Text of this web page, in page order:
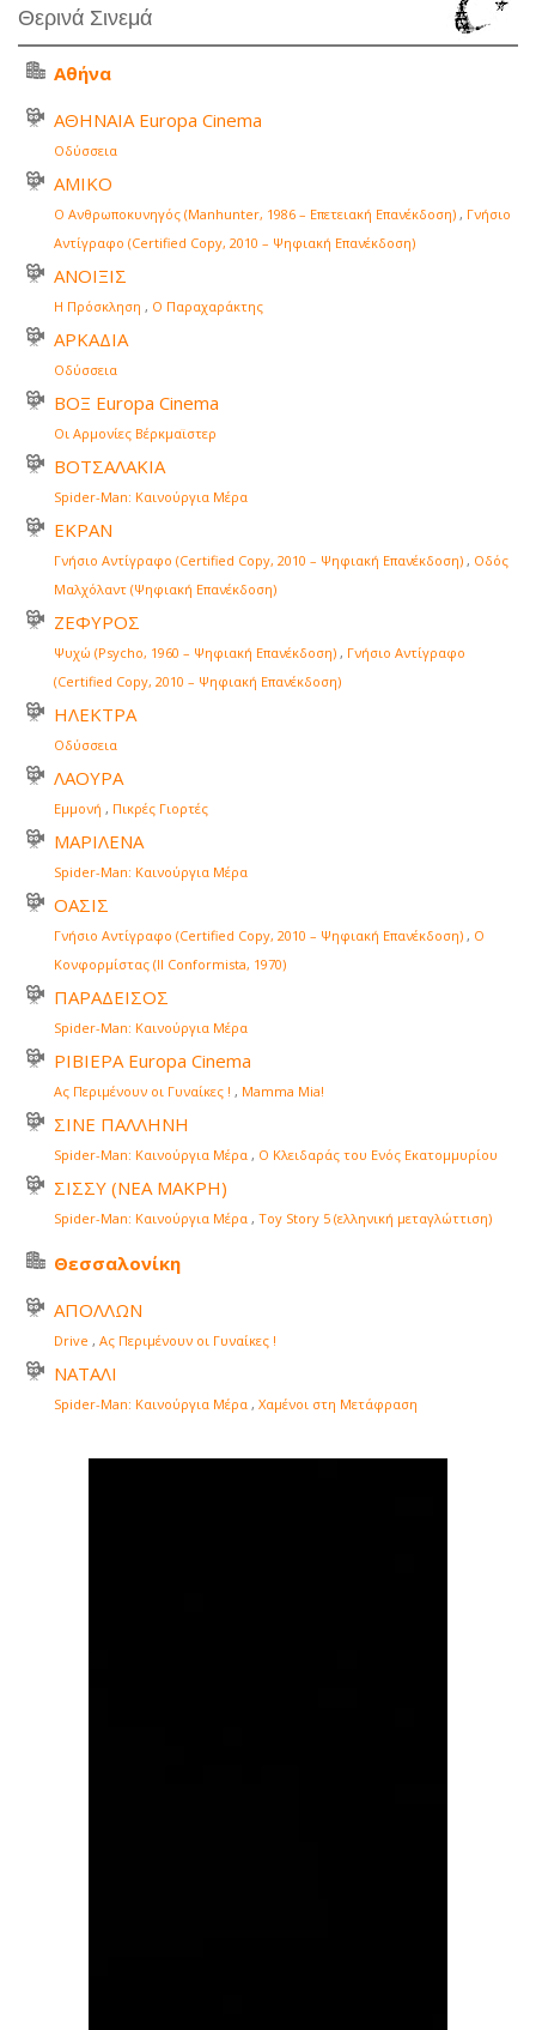
Θερινά Σινεμά
Αθήνα
ΑΘΗΝΑΙΑ Europa Cinema
Οδύσσεια
ΑΜΙΚΟ
Ο Ανθρωποκυνηγός (Manhunter, 1986 – Επετειακή Επανέκδοση) , Γνήσιο
Αντίγραφο (Certified Copy, 2010 – Ψηφιακή Επανέκδοση)
ΑΝΟΙΞΙΣ
Η Πρόσκληση , Ο Παραχαράκτης
ΑΡΚΑΔΙΑ
Οδύσσεια
ΒΟΞ Europa Cinema
Οι Αρμονίες Βέρκμαϊστερ
ΒΟΤΣΑΛΑΚΙΑ
Spider-Man: Καινούργια Μέρα
ΕΚΡΑΝ
Γνήσιο Αντίγραφο (Certified Copy, 2010 – Ψηφιακή Επανέκδοση) , Οδός
Μαλχόλαντ (Ψηφιακή Επανέκδοση)
ΖΕΦΥΡΟΣ
Ψυχώ (Psycho, 1960 – Ψηφιακή Επανέκδοση) , Γνήσιο Αντίγραφο
(Certified Copy, 2010 – Ψηφιακή Επανέκδοση)
ΗΛΕΚΤΡΑ
Οδύσσεια
ΛΑΟΥΡΑ
Εμμονή , Πικρές Γιορτές
ΜΑΡΙΛΕΝΑ
Spider-Man: Καινούργια Μέρα
ΟΑΣΙΣ
Γνήσιο Αντίγραφο (Certified Copy, 2010 – Ψηφιακή Επανέκδοση) , Ο
Κονφορμίστας (Il Conformista, 1970)
ΠΑΡΑΔΕΙΣΟΣ
Spider-Man: Καινούργια Μέρα
ΡΙΒΙΕΡΑ Europa Cinema
Ας Περιμένουν οι Γυναίκες ! , Mamma Mia!
ΣΙΝΕ ΠΑΛΛΗΝΗ
Spider-Man: Καινούργια Μέρα , Ο Κλειδαράς του Ενός Εκατομμυρίου
ΣΙΣΣΥ (ΝΕΑ ΜΑΚΡΗ)
Spider-Man: Καινούργια Μέρα , Toy Story 5 (ελληνική μεταγλώττιση)
Θεσσαλονίκη
ΑΠΟΛΛΩΝ
Drive , Ας Περιμένουν οι Γυναίκες !
ΝΑΤΑΛΙ
Spider-Man: Καινούργια Μέρα , Χαμένοι στη Μετάφραση